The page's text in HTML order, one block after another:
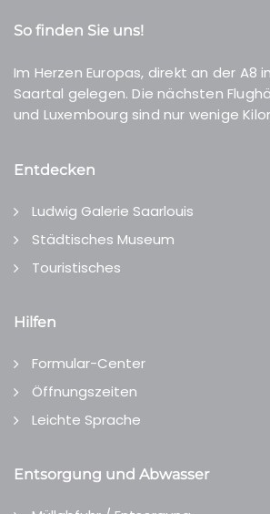
So finden Sie uns!
Im Herzen Europas, direkt an der A8
Saartal gelegen. Die nächsten
und Luxembourg sind nur wenige
Entdecken
Ludwig Galerie Saarlouis
Städtisches Museum
Touristisches
Hilfen
Formular-Center
Öffnungszeiten
Leichte Sprache
Entsorgung und Abwasser